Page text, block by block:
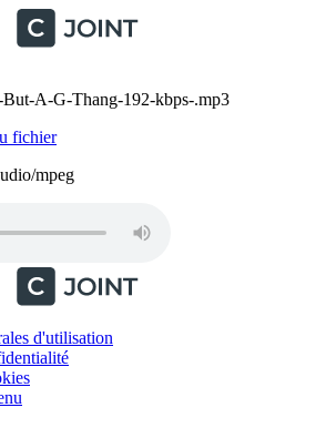
A-G-Thang-192-kbps-.mp3
fichier
mpeg
d'utilisation